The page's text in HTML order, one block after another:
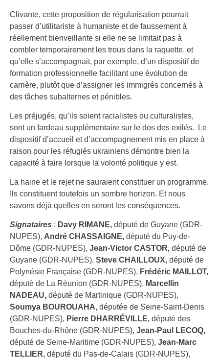
Clivante, cette proposition de régularisation pourrait
passer d’utilitariste à humaniste et de faussement à
réellement bienveillante si elle ne se limitait pas à
combler temporairement les trous dans la raquette, et
qu’elle s’accompagnait, par exemple, d’un dispositif de
formation professionnelle facilitant une évolution de
carrière, plutôt que d’assigner les immigrés concernés à
des tâches subalternes et pénibles.
Les préjugés, qu’ils soient racialistes ou culturalistes,
sont un fardeau supplémentaire sur le dos des exilés. Le
dispositif d’accueil et d’accompagnement mis en place à
raison pour les réfugiés ukrainiens démontre bien la
capacité à faire lorsque la volonté politique y est.
La haine et le rejet ne sauraient constituer un programme.
Ils constituent toutefois un sombre horizon. Et nous
savons déjà quelles en seront les conséquences.
Signataires : Davy RIMANE, député de Guyane (GDR-
NUPES), André CHASSAIGNE, député du Puy-de-
Dôme (GDR-NUPES), Jean-Victor CASTOR, député de
Guyane (GDR-NUPES), Steve CHAILLOUX, député de
Polynésie Française (GDR-NUPES), Frédéric MAILLOT,
député de La Réunion (GDR-NUPES), Marcellin
NADEAU, député de Martinique (GDR-NUPES),
Soumya BOUROUAHA, députée de Seine-Saint-Denis
(GDR-NUPES), Pierre DHARRÉVILLE, député des
Bouches-du-Rhône (GDR-NUPES), Jean-Paul LECOQ,
député de Seine-Maritime (GDR-NUPES), Jean-Marc
TELLIER, député du Pas-de-Calais (GDR-NUPES),